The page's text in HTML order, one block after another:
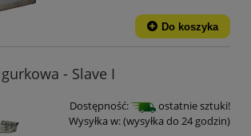
Do koszyka
- Slave I
Dostępność:
ostatnie sztuki!
Wysyłka w:(wysyłka do 24 godzin)